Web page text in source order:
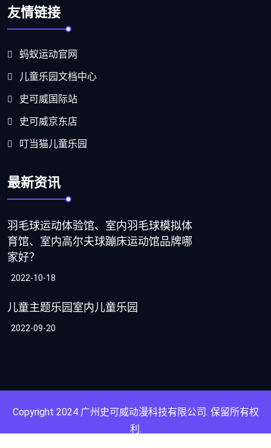
友情链接
蚂蚁运动官网
儿童乐园文档中心
史可威国际站
史可威京东店
叮当猫儿童乐园
最新资讯
羽毛球运动体验馆、室内羽毛球模拟体
育馆、室内高尔夫球蹦床运动馆品牌哪
家好？
2022-10-18
儿童主题乐园室内儿童乐园
2022-09-20
Copyright 2024 广州史可威动漫科技有限公司. 保留所有权
利.